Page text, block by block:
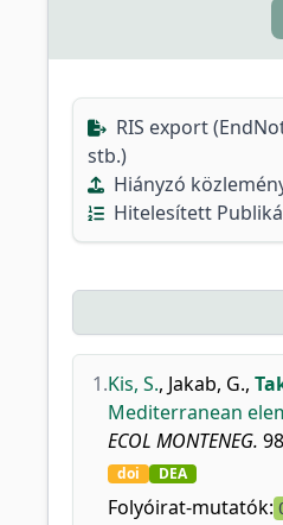
RIS export
stb.)
Hiányzó
Hitelesített
1.Kis, S., Jakab, G.,
Mediterranean
ECOL MONTENEG.
doi DEA
Folyóirat-mutatók: